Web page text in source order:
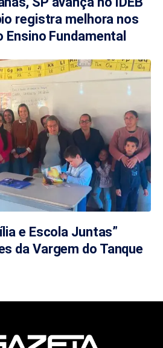
registra melhora nos
Fundamental
e Escola Juntas”
da Vargem do Tanque